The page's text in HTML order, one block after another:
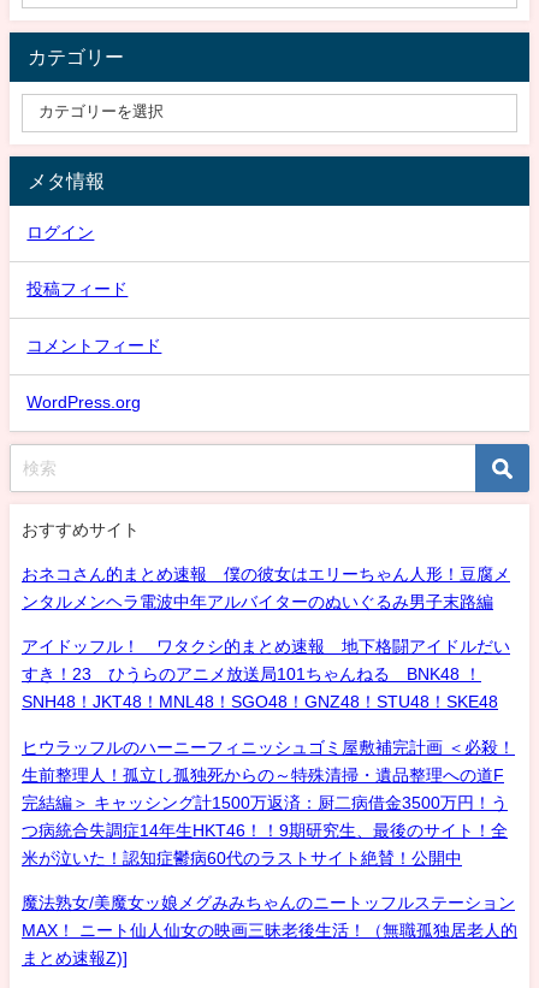
カテゴリー
メタ情報
ログイン
投稿フィード
コメントフィード
WordPress.org
おすすめサイト
おネコさん的まとめ速報 僕の彼女はエリーちゃん人形！豆腐メ
ンタルメンヘラ電波中年アルバイターのぬいぐるみ男子末路編
アイドッフル！ ワタクシ的まとめ速報 地下格闘アイドルだい
すき！23 ひうらのアニメ放送局101ちゃんねる BNK48 ！
SNH48！JKT48！MNL48！SGO48！GNZ48！STU48！SKE48
ヒウラッフルのハーニーフィニッシュゴミ屋敷補完計画 ＜必殺！
生前整理人！孤立し孤独死からの～特殊清掃・遺品整理への道F
完結編＞ キャッシング計1500万返済：厨二病借金3500万円！う
つ病統合失調症14年生HKT46！！9期研究生、最後のサイト！全
米が泣いた！認知症鬱病60代のラストサイト絶賛！公開中
魔法熟女/美魔女ッ娘メグみみちゃんのニートッフルステーション
MAX！ ニート仙人仙女の映画三昧老後生活！（無職孤独居老人的
まとめ速報Z)]